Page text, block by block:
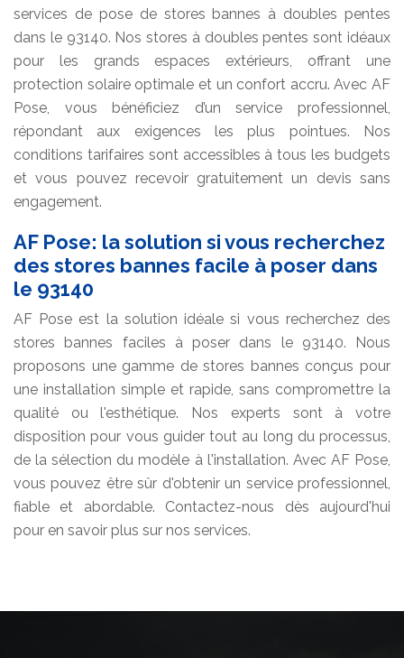
services de pose de stores bannes à doubles pentes
dans le 93140. Nos stores à doubles pentes sont idéaux
pour les grands espaces extérieurs, offrant une
protection solaire optimale et un confort accru. Avec AF
Pose, vous bénéficiez d’un service professionnel,
répondant aux exigences les plus pointues. Nos
conditions tarifaires sont accessibles à tous les budgets
et vous pouvez recevoir gratuitement un devis sans
engagement.
AF Pose: la solution si vous recherchez
des stores bannes facile à poser dans
le 93140
AF Pose est la solution idéale si vous recherchez des
stores bannes faciles à poser dans le 93140. Nous
proposons une gamme de stores bannes conçus pour
une installation simple et rapide, sans compromettre la
qualité ou l'esthétique. Nos experts sont à votre
disposition pour vous guider tout au long du processus,
de la sélection du modèle à l'installation. Avec AF Pose,
vous pouvez être sûr d'obtenir un service professionnel,
fiable et abordable. Contactez-nous dès aujourd'hui
pour en savoir plus sur nos services.